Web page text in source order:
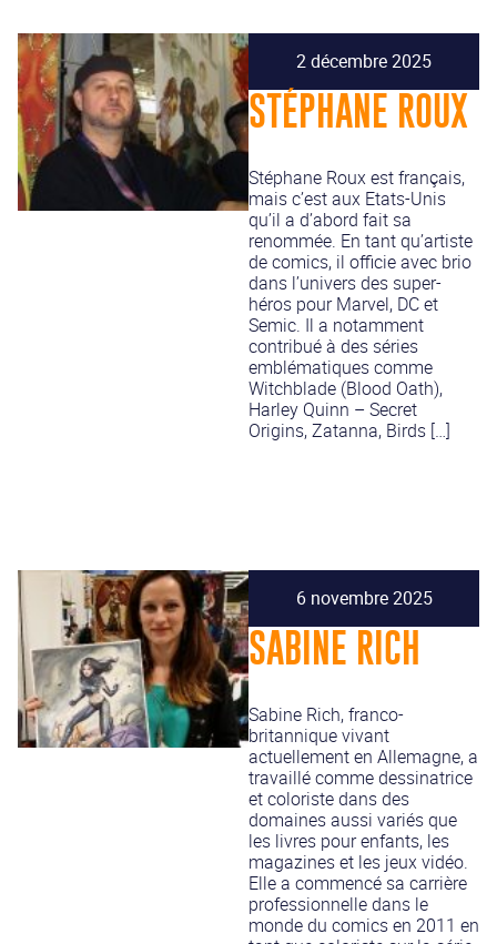
2 décembre 2025
STÉPHANE ROUX
Stéphane Roux est français,
mais c’est aux Etats-Unis
qu’il a d’abord fait sa
renommée. En tant qu’artiste
de comics, il officie avec brio
dans l’univers des super-
héros pour Marvel, DC et
Semic. Il a notamment
contribué à des séries
emblématiques comme
Witchblade (Blood Oath),
Harley Quinn – Secret
Origins, Zatanna, Birds […]
6 novembre 2025
SABINE RICH
Sabine Rich, franco-
britannique vivant
actuellement en Allemagne, a
travaillé comme dessinatrice
et coloriste dans des
domaines aussi variés que
les livres pour enfants, les
magazines et les jeux vidéo.
Elle a commencé sa carrière
professionnelle dans le
monde du comics en 2011 en